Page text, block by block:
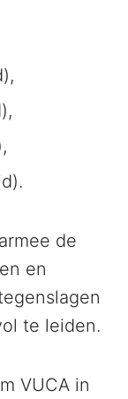
de
en
te leiden.
VUCA in